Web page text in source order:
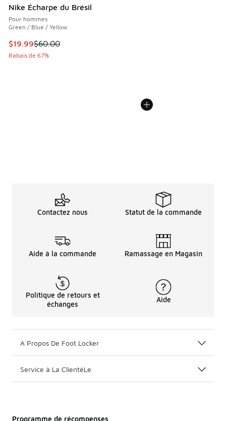
Nike Écharpe du Brésil
Pour hommes
Green / Blue / Yellow
Cet article est en solde. Le prix est passé de $60.00 à
$19.99$60.00
Rabais de 67%
Contactez nous Statut de la commande
Aide à la commande Ramassage en Magasin
Politique de retours et
échanges
Aide
A Propos De Foot Locker
Service à La ClientèLe
Programme de récompenses